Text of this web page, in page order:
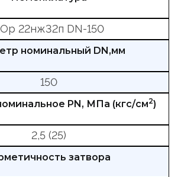
22нж32п DN-150
номинальный DN,мм
150
PN, МПа (кгс/см2)
2,5 (25)
затвора